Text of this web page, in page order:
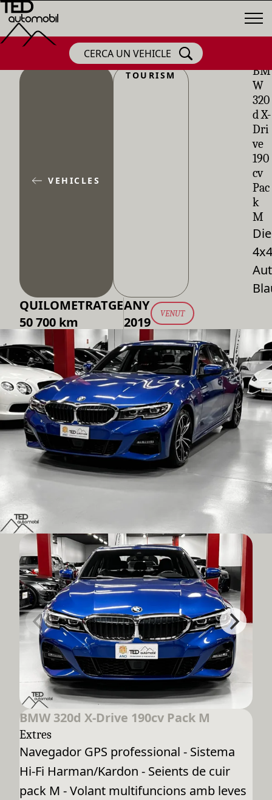
CERCA UN VEHICLE
VEHICLES
TOURISM
BM
W
320
d X-
Dri
ve
190
cv
Pac
k
M
4x4
QUILOMETRATGE
50 700 km
ANY
2019
VENUT
BMW 320d X-Drive 190cv Pack M
Extres
Navegador GPS professional - Sistema
Hi-Fi Harman/Kardon - Seients de cuir
pack M - Volant multifuncions amb leves